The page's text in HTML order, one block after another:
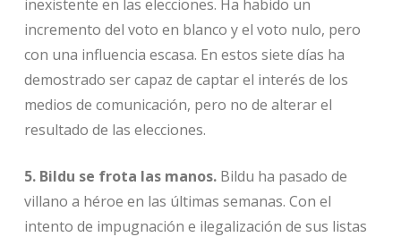
inexistente en las elecciones. Ha habido un
incremento del voto en blanco y el voto nulo, pero
con una influencia escasa. En estos siete días ha
demostrado ser capaz de captar el interés de los
medios de comunicación, pero no de alterar el
resultado de las elecciones.
5. Bildu se frota las manos.Bildu ha pasado de
villano a héroe en las últimas semanas. Con el
intento de impugnación e ilegalización de sus listas